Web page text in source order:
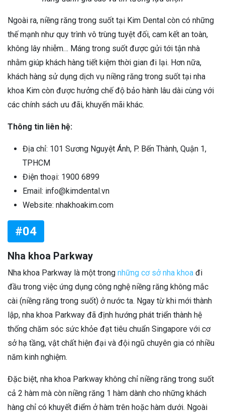
Ngoài ra, niềng răng trong suốt tại Kim Dental còn có những
thế mạnh như quy trình vô trùng tuyệt đối, cam kết an toàn,
không lây nhiễm… Máng trong suốt được gửi tới tận nhà
nhằm giúp khách hàng tiết kiệm thời gian đi lại. Hơn nữa,
khách hàng sử dụng dịch vụ niềng răng trong suốt tại nha
khoa Kim còn được hưởng chế độ bảo hành lâu dài cùng với
các chính sách ưu đãi, khuyến mãi khác.
Thông tin liên hệ:
Địa chỉ: 101 Sương Nguyệt Ánh, P. Bến Thành, Quận 1,
TPHCM
Điện thoại: 1900 6899
Email: info@kimdental.vn
Website: nhakhoakim.com
#04
Nha khoa Parkway
Nha khoa Parkway là một trong những cơ sở nha khoa đi
đầu trong việc ứng dụng công nghệ niềng răng không mắc
cài (niềng răng trong suốt) ở nước ta. Ngay từ khi mới thành
lập, nha khoa Parkway đã định hướng phát triển thành hệ
thống chăm sóc sức khỏe đạt tiêu chuẩn Singapore với cơ
sở hạ tầng, vật chất hiện đại và đội ngũ chuyên gia có nhiều
năm kinh nghiệm.
Đặc biệt, nha khoa Parkway không chỉ niềng răng trong suốt
cả 2 hàm mà còn niềng răng 1 hàm dành cho những khách
hàng chỉ có khuyết điểm ở hàm trên hoặc hàm dưới. Ngoài